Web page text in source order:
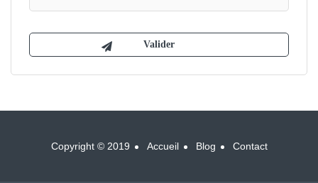
Copyright © 2019 Accueil Blog Contact